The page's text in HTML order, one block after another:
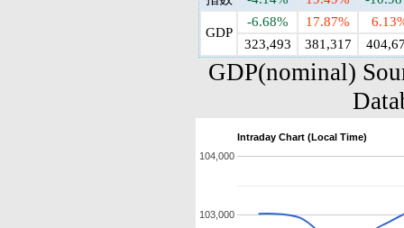
GDP
-6.68% 17.87%
323,493
381,317
GDP(nominal)
Intraday Chart (Local Time)
103,000
104,000